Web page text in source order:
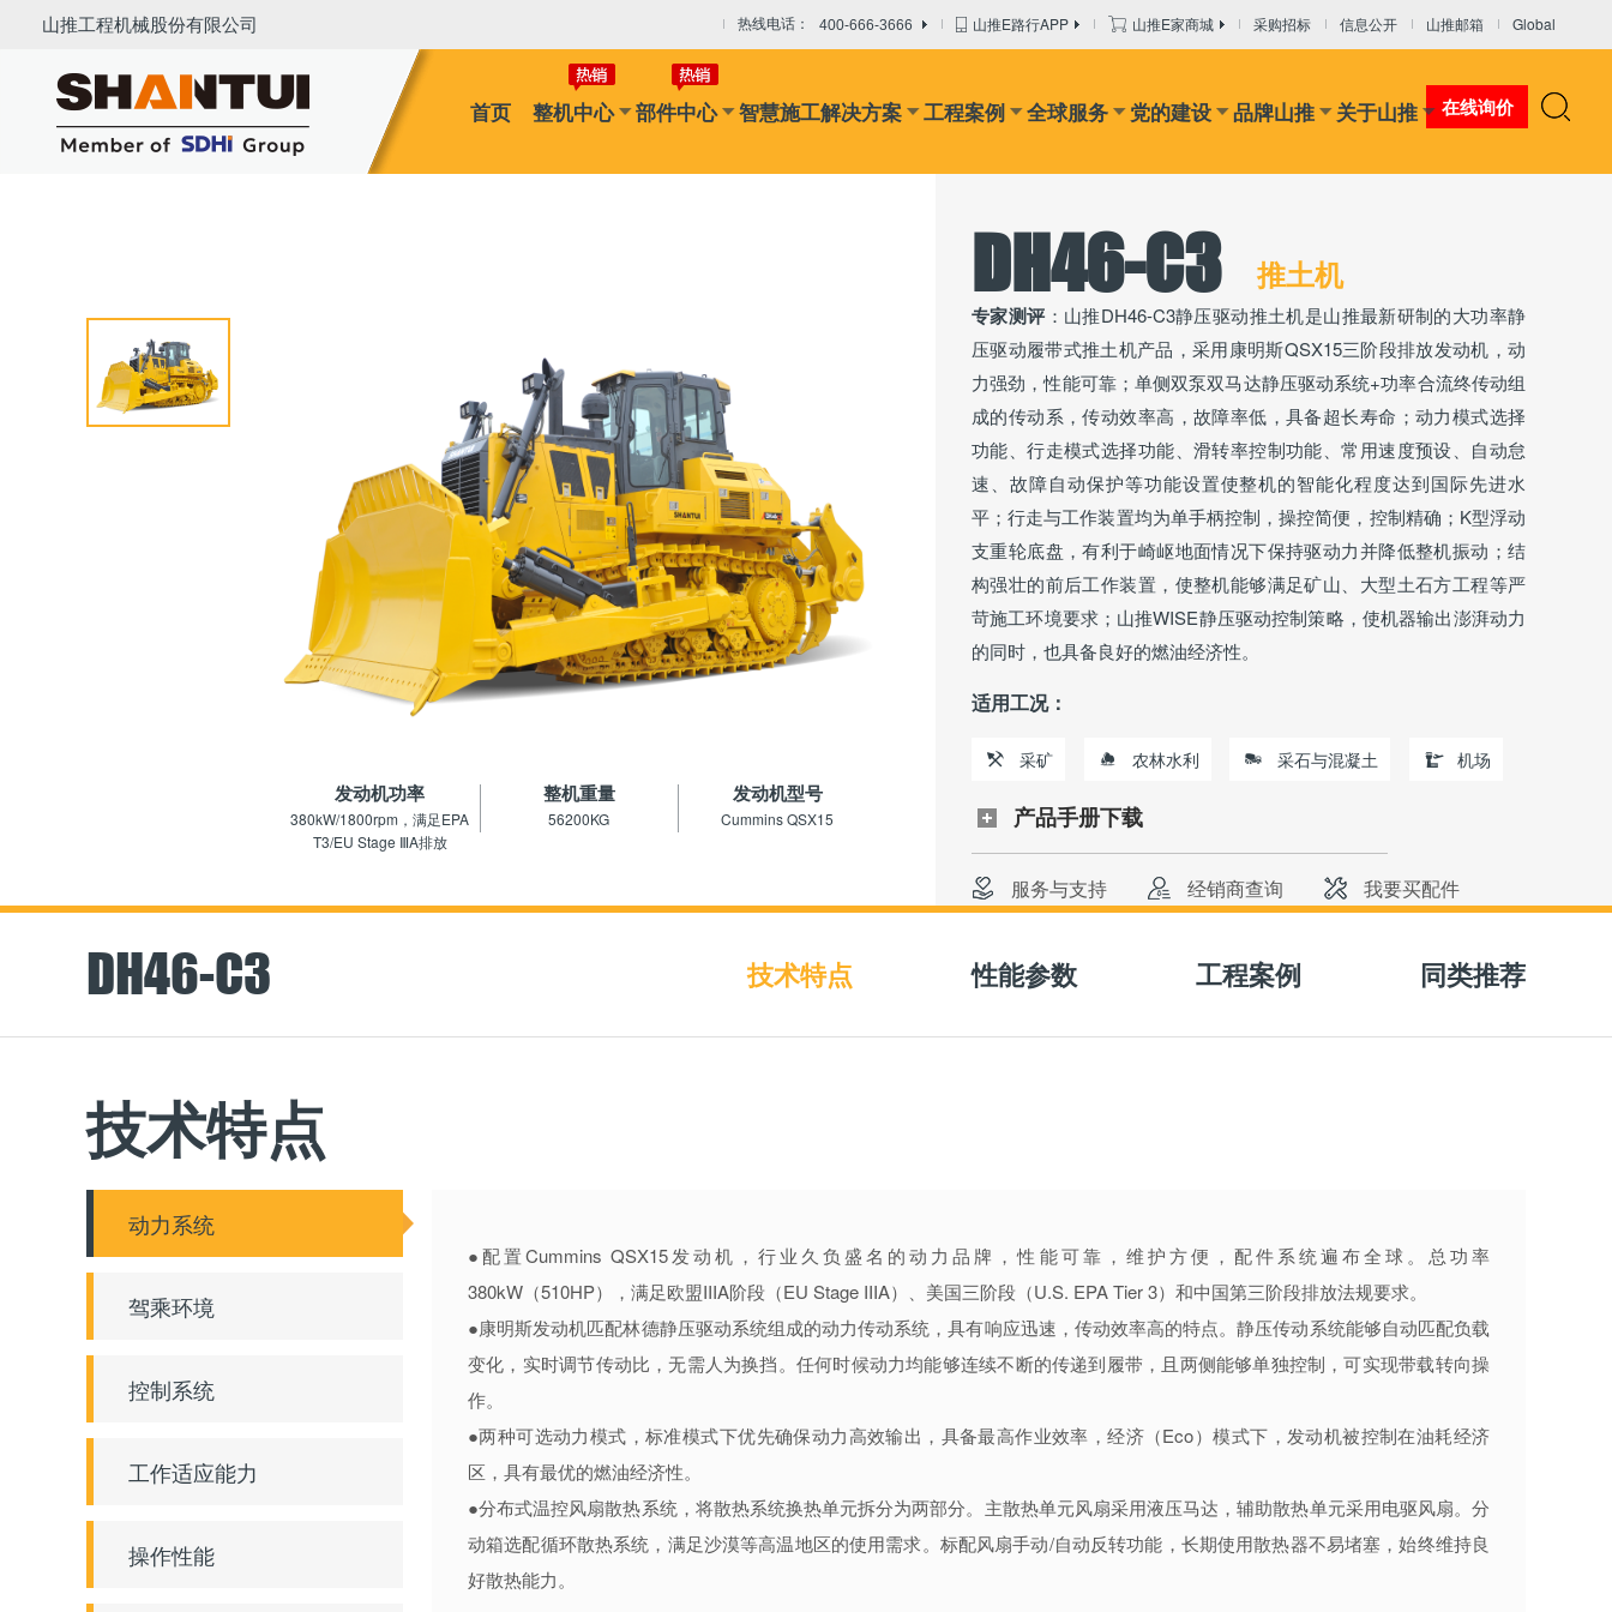
山推工程机械股份有限公司 热线电话： 400-666-3666 山推E路行APP 山推E家商城 采购招标 信息公开 山推邮箱 Global
在线询价
首页 整机中心 部件中心 智慧施工解决方案 工程案例 全球服务 党的建设 品牌山推 关于山推
发动机功率
380kW/1800rpm，满足EPA
T3/EU Stage ⅢA排放
整机重量
56200KG
发动机型号
Cummins QSX15
DH46-C3 推土机
专家测评 ：山推DH46-C3静压驱动推土机是山推最新研制的大功率静
压驱动履带式推土机产品，采用康明斯QSX15三阶段排放发动机，动
力强劲，性能可靠；单侧双泵双马达静压驱动系统+功率合流终传动组
成的传动系，传动效率高，故障率低，具备超长寿命；动力模式选择
功能、行走模式选择功能、滑转率控制功能、常用速度预设、自动怠
速、故障自动保护等功能设置使整机的智能化程度达到国际先进水
平；行走与工作装置均为单手柄控制，操控简便，控制精确；K型浮动
支重轮底盘，有利于崎岖地面情况下保持驱动力并降低整机振动；结
构强壮的前后工作装置，使整机能够满足矿山、大型土石方工程等严
苛施工环境要求；山推WISE静压驱动控制策略，使机器输出澎湃动力
的同时，也具备良好的燃油经济性。
适用工况：
采矿 农林水利 采石与混凝土 机场
产品手册下载
服务与支持 经销商查询 我要买配件
免费获取报价
DH46-C3 技术特点 性能参数 工程案例 同类推荐
技术特点
动力系统
驾乘环境
控制系统
工作适应能力
操作性能
●配置Cummins QSX15发动机，行业久负盛名的动力品牌，性能可靠，维护方便，配件系统遍布全球。总功率
380kW（510HP），满足欧盟IIIA阶段（EU Stage IIIA）、美国三阶段（U.S. EPA Tier 3）和中国第三阶段排放法规要求。
●康明斯发动机匹配林德静压驱动系统组成的动力传动系统，具有响应迅速，传动效率高的特点。静压传动系统能够自动匹配负载
变化，实时调节传动比，无需人为换挡。任何时候动力均能够连续不断的传递到履带，且两侧能够单独控制，可实现带载转向操
作。
●两种可选动力模式，标准模式下优先确保动力高效输出，具备最高作业效率，经济（Eco）模式下，发动机被控制在油耗经济
区，具有最优的燃油经济性。
●分布式温控风扇散热系统，将散热系统换热单元拆分为两部分。主散热单元风扇采用液压马达，辅助散热单元采用电驱风扇。分
动箱选配循环散热系统，满足沙漠等高温地区的使用需求。标配风扇手动/自动反转功能，长期使用散热器不易堵塞，始终维持良
好散热能力。